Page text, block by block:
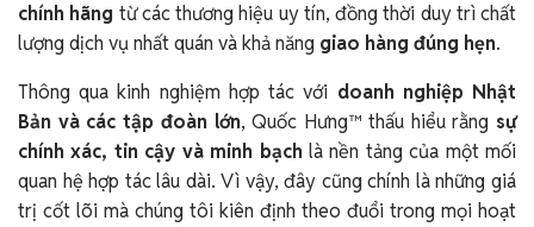
chính hãng từ các thương hiệu uy tín, đồng thời duy trì chất
lượng dịch vụ nhất quán và khả năng giao hàng đúng hẹn.
Thông qua kinh nghiệm hợp tác với doanh nghiệp Nhật
Bản và các tập đoàn lớn, Quốc Hưng™ thấu hiểu rằng sự
chính xác, tin cậy và minh bạch là nền tảng của một mối
quan hệ hợp tác lâu dài. Vì vậy, đây cũng chính là những giá
trị cốt lõi mà chúng tôi kiên định theo đuổi trong mọi hoạt